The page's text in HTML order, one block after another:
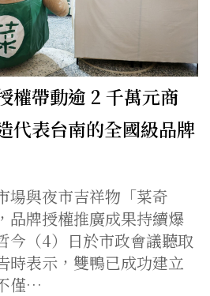
權帶動逾 2 千萬元商
代表台南的全國級品牌
場與夜市吉祥物「菜奇
品牌授權推廣成果持續爆
今（4）日於市政會議聽取
時表示，雙鴨已成功建立
僅…